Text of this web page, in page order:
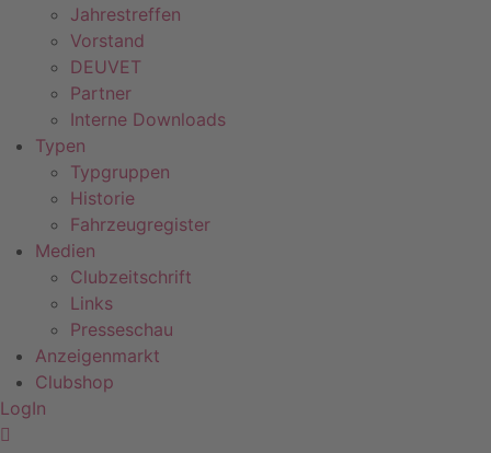
Jahrestreffen
Vorstand
DEUVET
Partner
Interne Downloads
Typen
Typgruppen
Historie
Fahrzeugregister
Medien
Clubzeitschrift
Links
Presseschau
Anzeigenmarkt
Clubshop
LogIn